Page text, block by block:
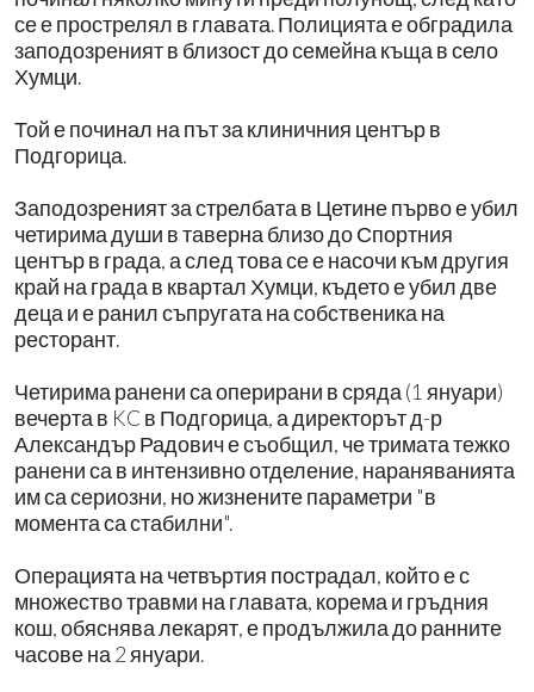
се е прострелял в главата. Полицията е обградила
заподозреният в близост до семейна къща в село
Хумци.
Той е починал на път за клиничния център в
Подгорица.
Заподозреният за стрелбата в Цетине първо е убил
четирима души в таверна близо до Спортния
център в града, а след това се е насочи към другия
край на града в квартал Хумци, където е убил две
деца и е ранил съпругата на собственика на
ресторант.
Четирима ранени са оперирани в сряда (1 януари)
вечерта в KC в Подгорица, а директорът д-р
Александър Радович е съобщил, че тримата тежко
ранени са в интензивно отделение, нараняванията
им са сериозни, но жизнените параметри "в
момента са стабилни".
Операцията на четвъртия пострадал, който е с
множество травми на главата, корема и гръдния
кош, обяснява лекарят, е продължила до ранните
часове на 2 януари.